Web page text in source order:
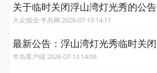
关于临时关闭浮山湾灯光秀的公告
大众报业·半岛网 2026-07-13 14:11
最新公告：浮山湾灯光秀临时关闭
半岛客户端 2026-07-13 14:09